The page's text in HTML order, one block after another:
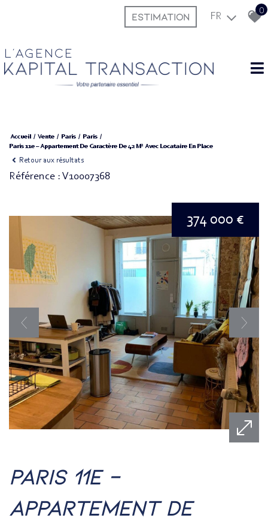
ESTIMATION FR
0
L'agence
Accueil Vente Paris
Paris
Paris 11e – Appartement De Caractère De 42 M² Avec Locataire En Place
Retour aux résultats
Référence : V10007368
374 000 €
paris 11e –
appartement de